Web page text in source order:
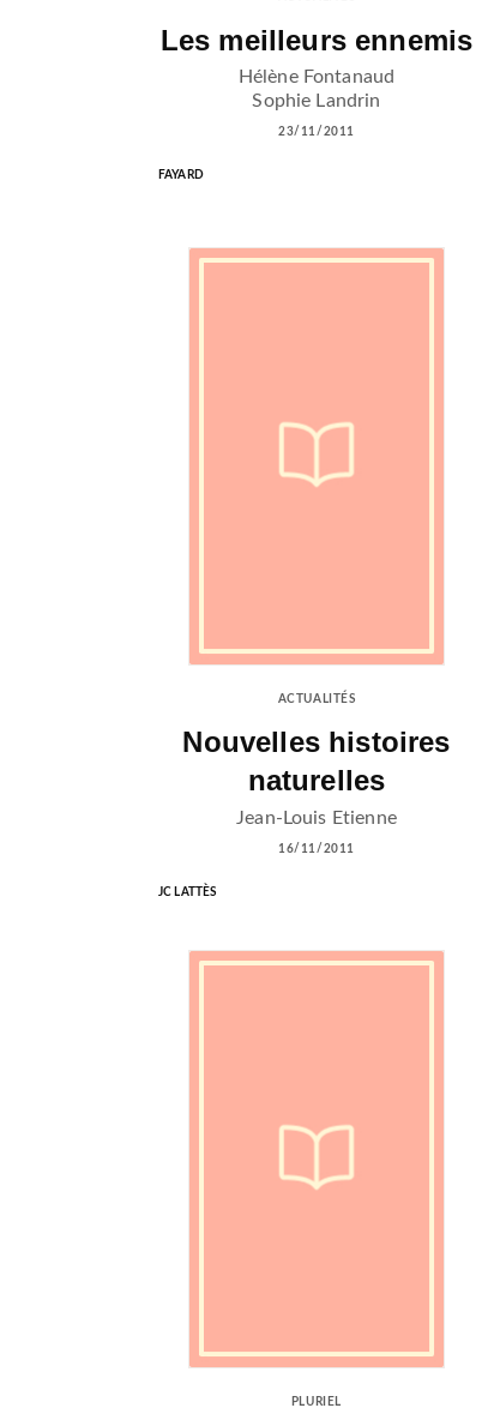
Les meilleurs ennemis
Hélène Fontanaud
Sophie Landrin
23/11/2011
FAYARD
ACTUALITÉS
Nouvelles histoires
naturelles
Jean-Louis Etienne
16/11/2011
JC LATTÈS
PLURIEL